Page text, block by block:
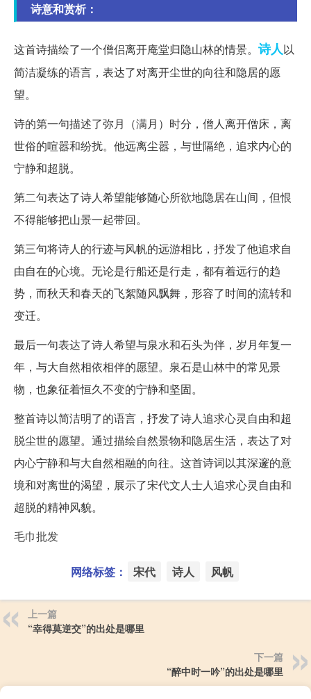
诗意和赏析：
这首诗描绘了一个僧侣离开庵堂归隐山林的情景。 诗人以
简洁凝练的语言，表达了对离开尘世的向往和隐居的愿
望。
诗的第一句描述了弥月（满月）时分，僧人离开僧床，离
世俗的喧嚣和纷扰。他远离尘嚣，与世隔绝，追求内心的
宁静和超脱。
第二句表达了诗人希望能够随心所欲地隐居在山间，但恨
不得能够把山景一起带回。
第三句将诗人的行迹与风帆的远游相比，抒发了他追求自
由自在的心境。无论是行船还是行走，都有着远行的趋
势，而秋天和春天的飞絮随风飘舞，形容了时间的流转和
变迁。
最后一句表达了诗人希望与泉水和石头为伴，岁月年复一
年，与大自然相依相伴的愿望。泉石是山林中的常见景
物，也象征着恒久不变的宁静和坚固。
整首诗以简洁明了的语言，抒发了诗人追求心灵自由和超
脱尘世的愿望。通过描绘自然景物和隐居生活，表达了对
内心宁静和与大自然相融的向往。这首诗词以其深邃的意
境和对离世的渴望，展示了宋代文人士人追求心灵自由和
超脱的精神风貌。
毛巾批发
网络标签： 宋代 诗人 风帆
上一篇
“幸得莫逆交”的出处是哪里
下一篇
“醉中时一吟”的出处是哪里